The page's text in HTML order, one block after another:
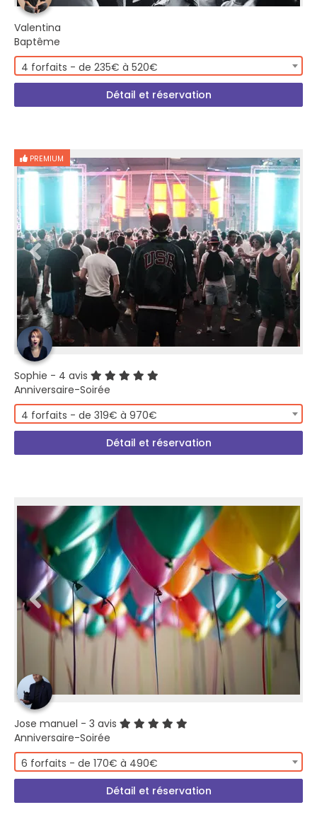
Valentina
Baptême
4 forfaits - de 235€ à 520€
Détail et réservation
PREMIUM
Sophie - 4 avis
Anniversaire-Soirée
4 forfaits - de 319€ à 970€
Détail et réservation
Jose manuel - 3 avis
Anniversaire-Soirée
6 forfaits - de 170€ à 490€
Détail et réservation